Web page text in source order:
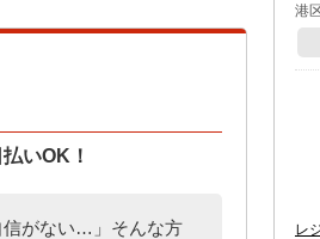
いOK！
信がない…」そんな方
港
レ